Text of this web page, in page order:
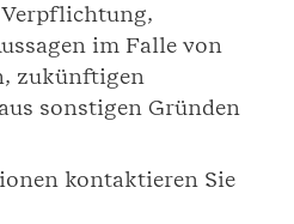
im Falle von
zukünftigen
sonstigen Gründen
kontaktieren Sie